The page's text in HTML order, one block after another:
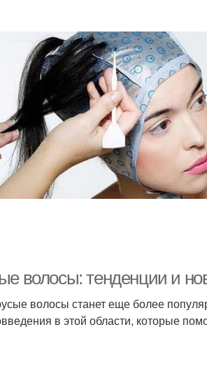
волосы: тенденции и
волосы станет еще более
в этой области, которые